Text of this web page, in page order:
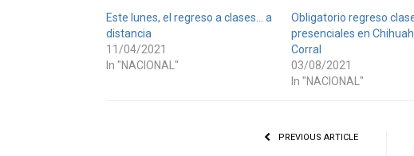
Este lunes, el regreso a clases… a
distancia
11/04/2021
In "NACIONAL"
Obligatorio regreso
presenciales en
Corral
03/08/2021
In "NACIONAL"
PREVIOUS ARTICLE